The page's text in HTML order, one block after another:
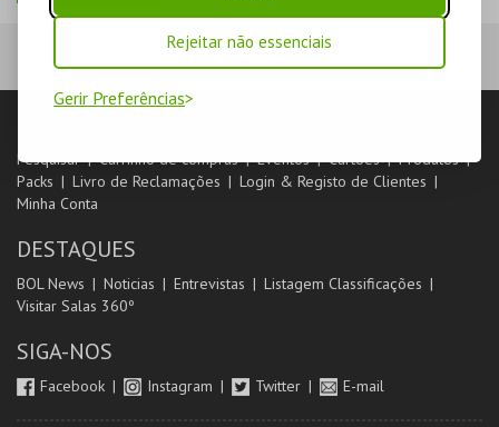
Rejeitar não essenciais
Gerir Preferências
Pesquisar Carrinho de compras Eventos Cartões
Produtos
Packs
Livro de Reclamações
Login & Registo de Clientes
Minha Conta
DESTAQUES
BOL News Noticias Entrevistas
Listagem Classificações
Visitar Salas 360º
SIGA-NOS
Facebook Instagram Twitter E-mail